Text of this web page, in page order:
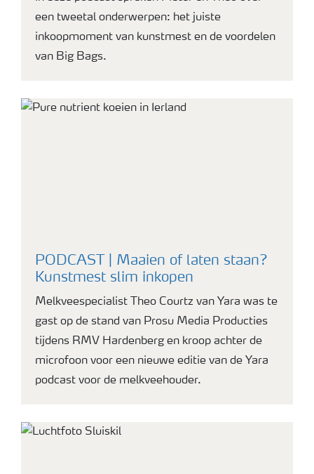
een tweetal onderwerpen: het juiste
inkoopmoment van kunstmest en de voordelen
van Big Bags.
PODCAST | Maaien of laten staan?
Kunstmest slim inkopen
Melkveespecialist Theo Courtz van Yara was te
gast op de stand van Prosu Media Producties
tijdens RMV Hardenberg en kroop achter de
microfoon voor een nieuwe editie van de Yara
podcast voor de melkveehouder.